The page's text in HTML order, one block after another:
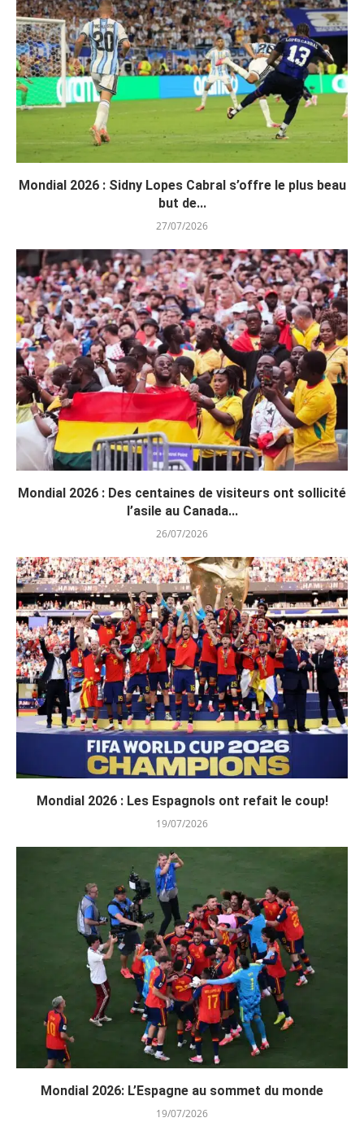
Mondial 2026 : Sidny Lopes Cabral s’offre le plus beau
but de...
27/07/2026
Mondial 2026 : Des centaines de visiteurs ont sollicité
l’asile au Canada...
26/07/2026
Mondial 2026 : Les Espagnols ont refait le coup!
19/07/2026
Mondial 2026: L’Espagne au sommet du monde
19/07/2026